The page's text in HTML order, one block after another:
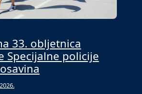
33. obljetnica
Specijalne policije